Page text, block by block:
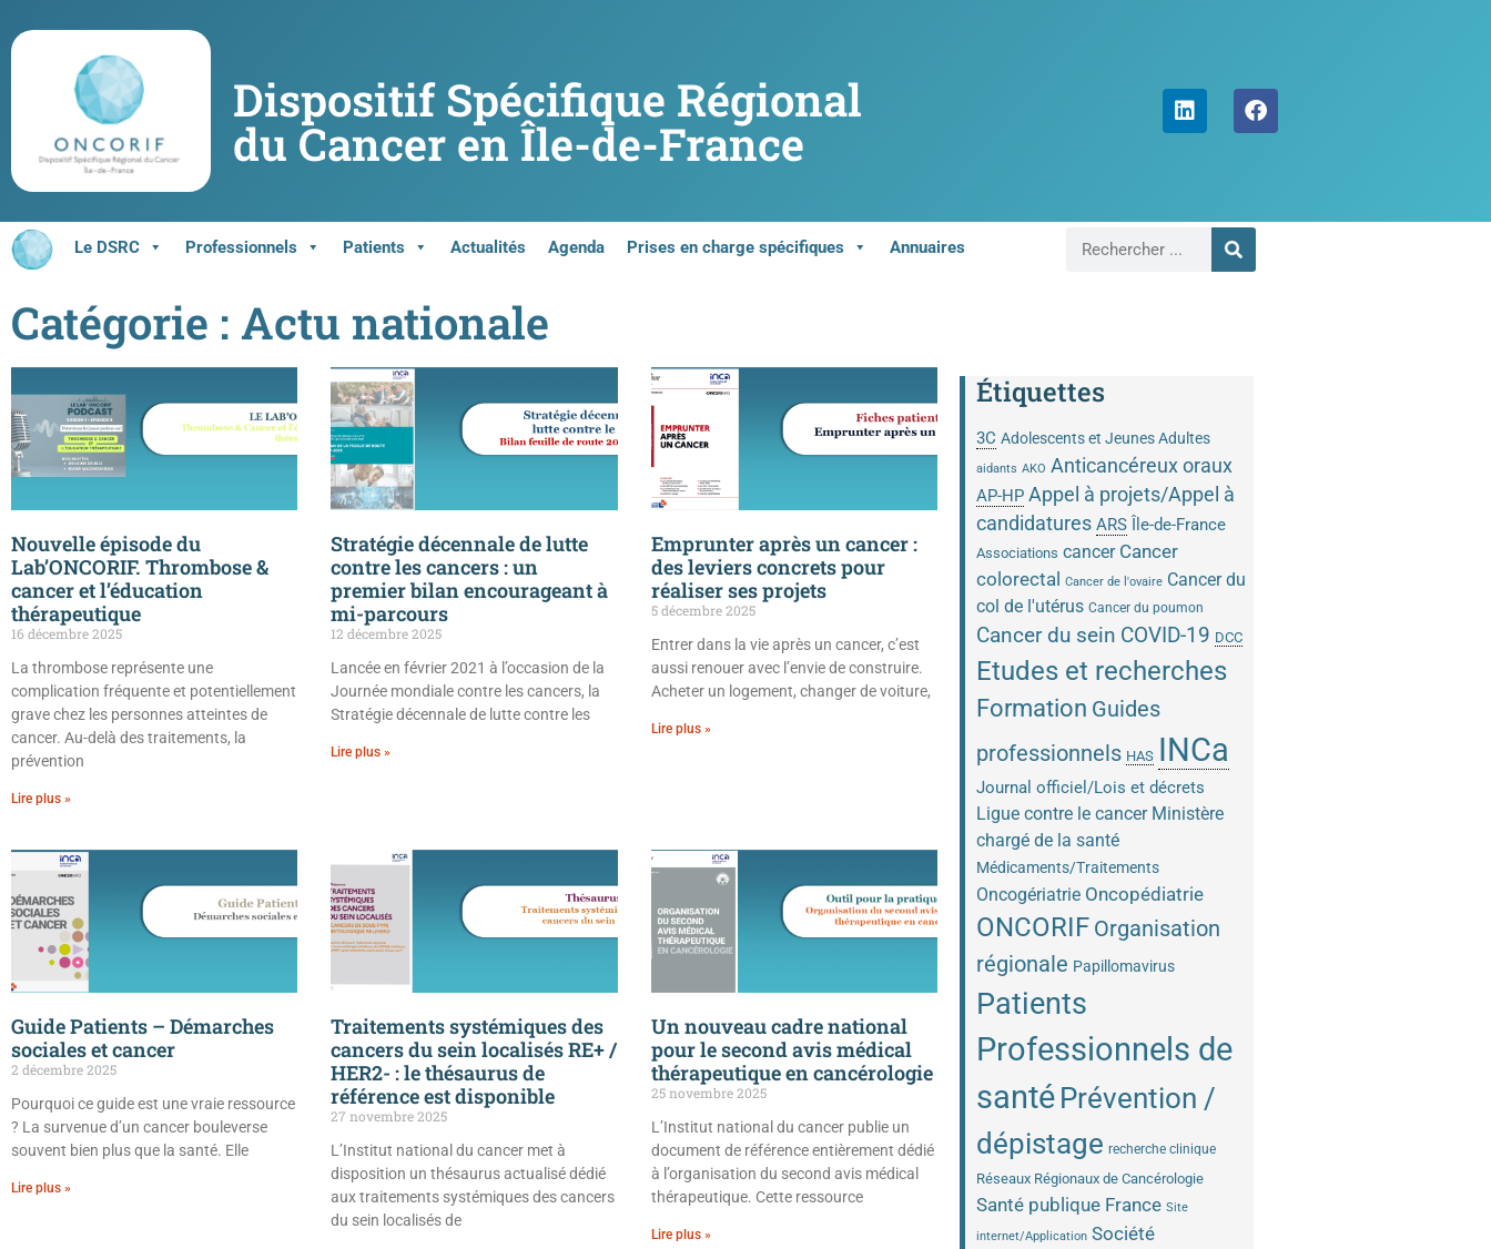
Dispositif Spécifique Régional
du Cancer en Île-de-France
Le DSRC Professionnels Patients Actualités Agenda Prises en charge spécifiques Annuaires
Catégorie : Actu nationale
Nouvelle épisode du
Lab’ONCORIF. Thrombose &
cancer et l’éducation
thérapeutique
16 décembre 2025
La thrombose représente une
complication fréquente et potentiellement
grave chez les personnes atteintes de
cancer. Au-delà des traitements, la
prévention
Lire plus »
Stratégie décennale de lutte
contre les cancers : un
premier bilan encourageant à
mi-parcours
12 décembre 2025
Lancée en février 2021 à l’occasion de la
Journée mondiale contre les cancers, la
Stratégie décennale de lutte contre les
Lire plus »
Emprunter après un cancer :
des leviers concrets pour
réaliser ses projets
5 décembre 2025
Entrer dans la vie après un cancer, c’est
aussi renouer avec l’envie de construire.
Acheter un logement, changer de voiture,
Lire plus »
Guide Patients – Démarches
sociales et cancer
2 décembre 2025
Pourquoi ce guide est une vraie ressource
? La survenue d’un cancer bouleverse
souvent bien plus que la santé. Elle
Lire plus »
Traitements systémiques des
cancers du sein localisés RE+ /
HER2- : le thésaurus de
référence est disponible
27 novembre 2025
L’Institut national du cancer met à
disposition un thésaurus actualisé dédié
aux traitements systémiques des cancers
du sein localisés de
Un nouveau cadre national
pour le second avis médical
thérapeutique en cancérologie
25 novembre 2025
L’Institut national du cancer publie un
document de référence entièrement dédié
à l’organisation du second avis médical
thérapeutique. Cette ressource
Lire plus »
Étiquettes
3C Adolescents et Jeunes Adultes
aidants AKO Anticancéreux oraux
AP-HP Appel à projets/Appel à
candidatures ARS Île-de-France
Associations cancer Cancer
colorectal
Cancer de l'ovaire Cancer du
col de l'utérus Cancer du poumon
Cancer du sein COVID-19 DCC
Etudes et recherches
Formation Guides
professionnels HAS INCa
Journal officiel/Lois et décrets
Ligue contre le cancer Ministère
chargé de la santé
Médicaments/Traitements
Oncogériatrie Oncopédiatrie
ONCORIF Organisation
régionale Papillomavirus
Patients
Professionnels de
santéPrévention /
dépistage recherche clinique
Réseaux Régionaux de Cancérologie
Santé publique France Site
internet/Application Société